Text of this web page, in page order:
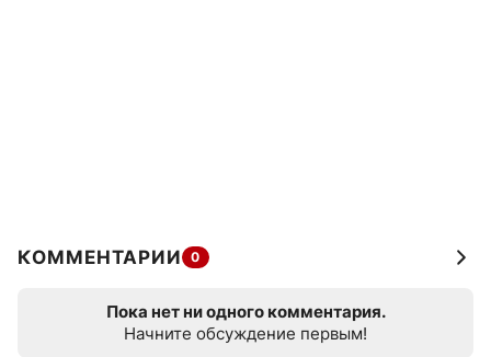
КОММЕНТАРИИ 0
Пока нет ни одного комментария.
Начните обсуждение первым!